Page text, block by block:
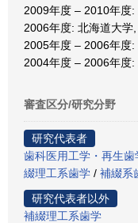
2009年度 – 2010年度
2006年度: 北海道大学
2005年度 – 2006年度
2004年度 – 2006年度
審査区分/研究分野
研究代表者
歯科医用工学・再生歯
綴理工系歯学 / 補綴系
研究代表者以外
補綴理工系歯学